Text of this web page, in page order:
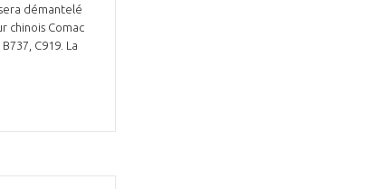
démantelé
chinois Comac
C919. La
votre
et cohérent